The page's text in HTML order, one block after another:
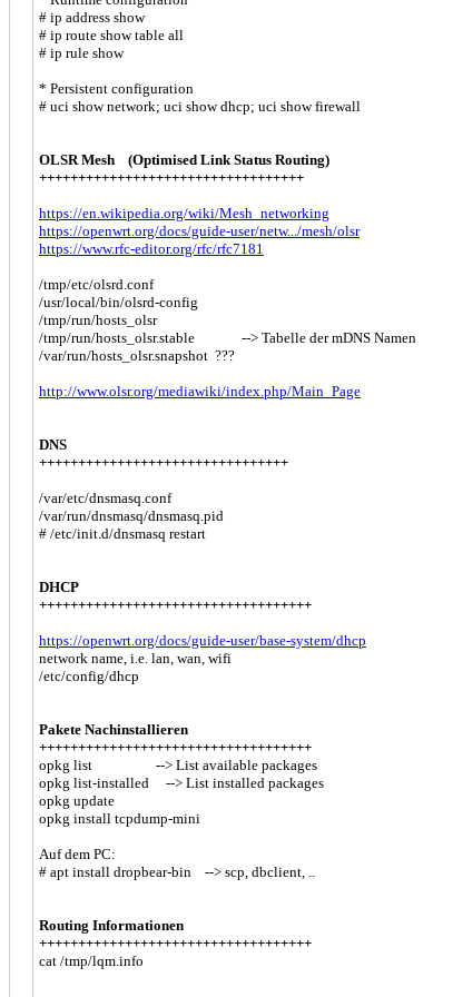
# ip address show
# ip route show table all
# ip rule show
* Persistent configuration
# uci show network; uci show dhcp; uci show firewall
OLSR Mesh (Optimised Link Status Routing)
++++++++++++++++++++++++++++++++++
https://en.wikipedia.org/wiki/Mesh_networking
https://openwrt.org/docs/guide-user/netw.../mesh/olsr
https://www.rfc-editor.org/rfc/rfc7181
/tmp/etc/olsrd.conf
/usr/local/bin/olsrd-config
/tmp/run/hosts_olsr
/tmp/run/hosts_olsr.stable --> Tabelle der mDNS Namen
/var/run/hosts_olsr.snapshot ???
http://www.olsr.org/mediawiki/index.php/Main_Page
DNS
++++++++++++++++++++++++++++++++
/var/etc/dnsmasq.conf
/var/run/dnsmasq/dnsmasq.pid
# /etc/init.d/dnsmasq restart
DHCP
+++++++++++++++++++++++++++++++++++
https://openwrt.org/docs/guide-user/base-system/dhcp
network name, i.e. lan, wan, wifi
/etc/config/dhcp
Pakete Nachinstallieren
+++++++++++++++++++++++++++++++++++
opkg list --> List available packages
opkg list-installed --> List installed packages
opkg update
opkg install tcpdump-mini
Auf dem PC:
# apt install dropbear-bin --> scp, dbclient, ..
Routing Informationen
+++++++++++++++++++++++++++++++++++
cat /tmp/lqm.info